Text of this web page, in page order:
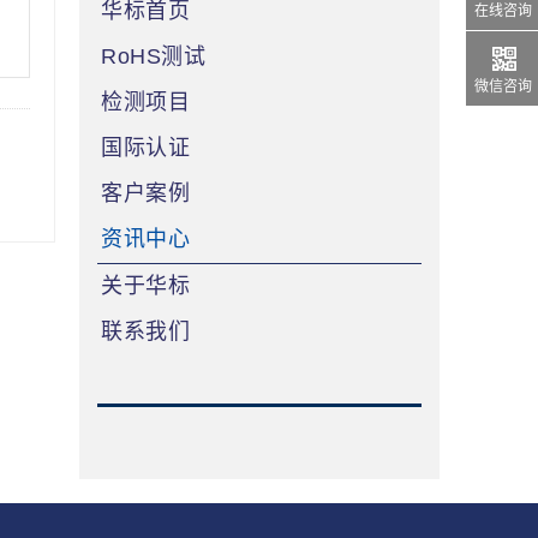
华标首页
RoHS测试
检测项目
国际认证
客户案例
资讯中心
关于华标
联系我们
在线咨询
微信咨询